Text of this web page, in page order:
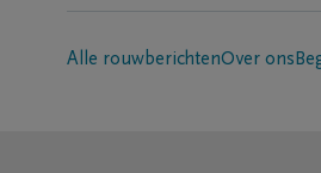
Alle rouwberichtenOver ons